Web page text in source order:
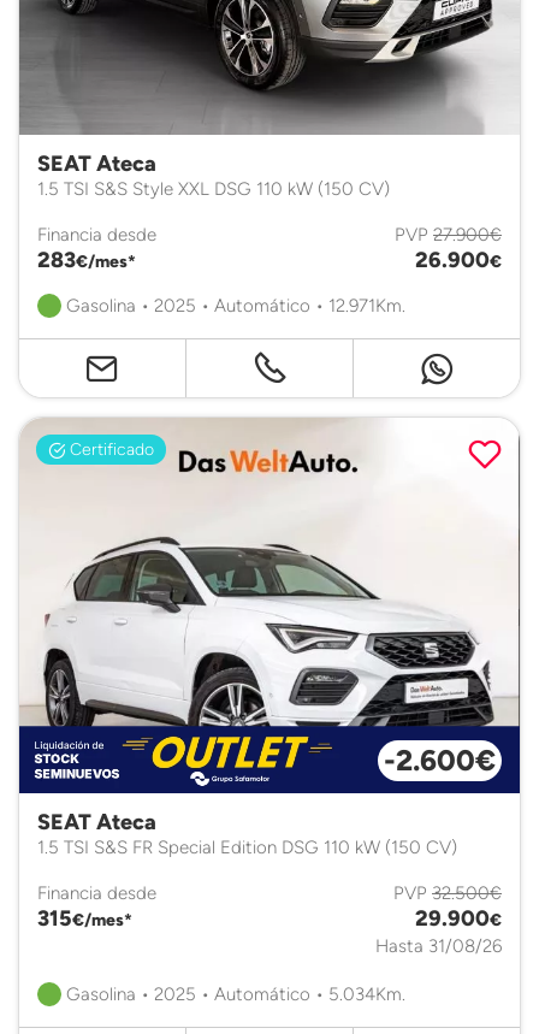
SEAT Ateca
1.5 TSI S&S Style XXL DSG 110 kW (150 CV)
Financia desde
283€/mes*
PVP 27.900€
26.900€
Gasolina • 2025 • Automático • 12.971Km.
Certificado
-2.600€
SEAT Ateca
1.5 TSI S&S FR Special Edition DSG 110 kW (150 CV)
Financia desde
315€/mes*
PVP 32.500€
29.900€
Hasta 31/08/26
Gasolina • 2025 • Automático • 5.034Km.